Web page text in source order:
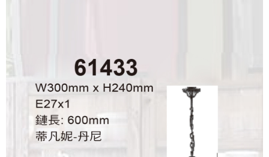
https://aftee.tw/terms/#terms3
３．未成年的使用者請事先徵得法定代理人或監護人之同意方可使用
「AFTEE先享後付」，若未經同意申辦者引起之損失，本公司不負相關責
４．使用「AFTEE先享後付」時，將依據個別帳號之用戶狀況，依本公司即
時審查核予不同之上限額度；若仍有額度不足之情形，本公司將視審查結果
請求用戶進行身份認證。
５．嚴禁一人註冊多個帳號或使用他人資訊註冊。若發現惡意使用之情形，
恩沛科技股份有限公司將有權停止該用戶之使用額度並採取法律行動。